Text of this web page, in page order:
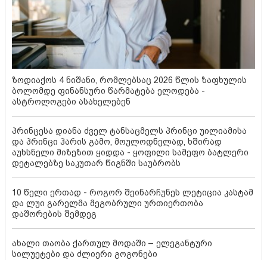
ზოდიაქოს 4 ნიშანი, რომლებსაც 2026 წლის ზაფხულის
ბოლომდე ფინანსური წარმატება ელოდება -
ასტროლოგები ასახელებენ
პრინცესა დიანა ძველ ტანსაცმელს პრინცი უილიამისა
და პრინცი ჰარის გამო, მოულოდნელად, ხშირად
აუხსნელი მიზეზით ყიდდა - ყოფილი სამეფო ბატლერი
დეტალებზე საკუთარ წიგნში საუბრობს
10 წელი ერთად - როგორ შეინარჩუნეს ლეტიცია კასტამ
და ლუი გარელმა მეგობრული ურთიერთობა
დაშორების შემდეგ
ახალი თაობა ქართულ მოდაში – ელეგანტური
სილუეტები და ძლიერი გოგონები